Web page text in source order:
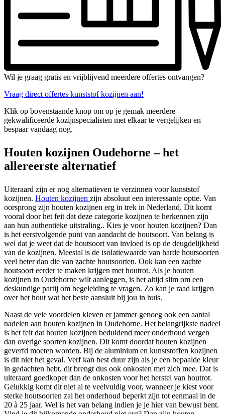
Wil je graag gratis en vrijblijvend meerdere offertes ontvangen?
Vraag direct offertes kunststof kozijnen aan!
Klik op bovenstaande knop om op je gemak meerdere
gekwalificeerde kozijnspecialisten met elkaar te vergelijken en
bespaar vandaag nog.
Houten kozijnen Oudehorne – het
allereerste alternatief
Uiteraard zijn er nog alternatieven te verzinnen voor kunststof
kozijnen. Houten kozijnen zijn absoluut een interessante optie. Van
oorsprong zijn houten kozijnen erg in trek in Nederland. Dit komt
vooral door het feit dat deze categorie kozijnen te herkennen zijn
aan hun authentieke uitstraling.. Kies je voor houten kozijnen? Dan
is het eerstvolgende punt van aandacht de houtsoort. Van belang is
wel dat je weet dat de houtsoort van invloed is op de deugdelijkheid
van de kozijnen. Meestal is de isolatiewaarde van harde houtsoorten
veel beter dan die van zachte houtsoorten. Ook kan een zachte
houtsoort eerder te maken krijgen met houtrot. Als je houten
kozijnen in Oudehorne wilt aanleggen, is het altijd slim om een
deskundige partij om begeleiding te vragen. Zo kan je raad krijgen
over het hout wat het beste aansluit bij jou in huis.
Naast de vele voordelen kleven er jammer genoeg ook een aantal
nadelen aan houten kozijnen in Oudehorne. Het belangrijkste nadeel
is het feit dat houten kozijnen beduidend meer onderhoud vergen
dan overige soorten kozijnen. Dit komt doordat houten kozijnen
geverfd moeten worden. Bij de aluminium en kunststoffen kozijnen
is dit niet het geval. Verf kan best duur zijn als je een bepaalde kleur
in gedachten hebt, dit brengt dus ook onkosten met zich mee. Dat is
uiteraard goedkoper dan de onkosten voor het herstel van houtrot.
Gelukkig komt dit niet al te veelvuldig voor, wanneer je kiest voor
sterke houtsoorten zal het onderhoud beperkt zijn tot eenmaal in de
20 à 25 jaar. Wel is het van belang indien je je hier van bewust bent.